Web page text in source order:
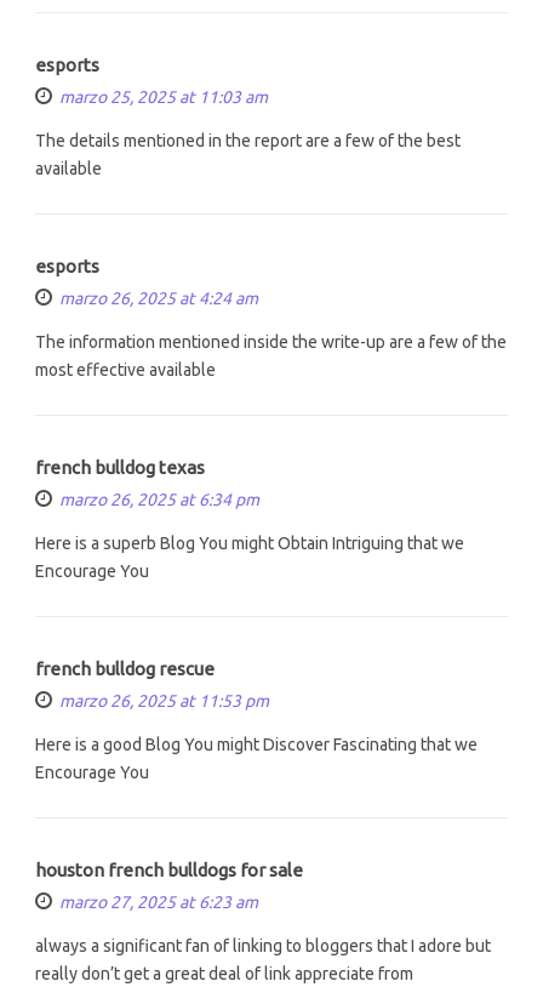
esports
marzo 25, 2025 at 11:03 am
The details mentioned in the report are a few of the best
available
esports
marzo 26, 2025 at 4:24 am
The information mentioned inside the write-up are a few of the
most effective available
french bulldog texas
marzo 26, 2025 at 6:34 pm
Here is a superb Blog You might Obtain Intriguing that we
Encourage You
french bulldog rescue
marzo 26, 2025 at 11:53 pm
Here is a good Blog You might Discover Fascinating that we
Encourage You
houston french bulldogs for sale
marzo 27, 2025 at 6:23 am
always a significant fan of linking to bloggers that I adore but
really don’t get a great deal of link appreciate from